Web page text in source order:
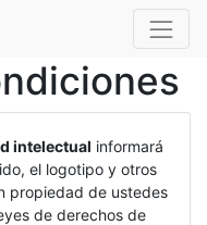
intelectual informará
el logotipo y otros
propiedad de ustedes
de derechos de